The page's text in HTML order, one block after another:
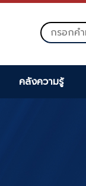
คลังความรู้